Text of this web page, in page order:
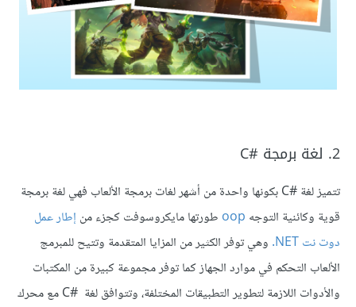
2. لغة برمجة C#‎
تتميز لغة C#‎ بكونها واحدة من أشهر لغات برمجة الألعاب فهي لغة برمجة
قوية وكائنية التوجه oop طورتها مايكروسوفت كجزء من إطار عمل
دوت نت NET.
وهي توفر الكثير من المزايا المتقدمة وتتيح للمبرمج
الألعاب التحكم في موارد الجهاز كما توفر مجموعة كبيرة من المكتبات
والأدوات اللازمة لتطوير التطبيقات المختلفة، وتتوافق لغة C# ‎ مع محرك